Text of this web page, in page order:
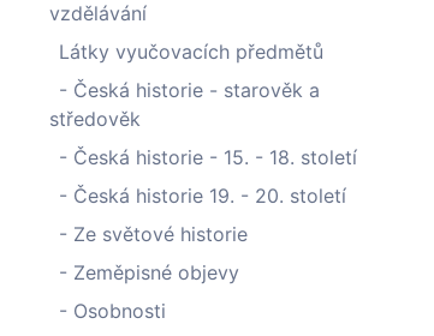
vzdělávání
Látky vyučovacích předmětů
- Česká historie - starověk a
středověk
- Česká historie - 15. - 18. století
- Česká historie 19. - 20. století
- Ze světové historie
- Zeměpisné objevy
- Osobnosti